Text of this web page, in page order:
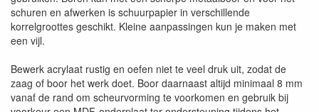
schuren en afwerken is schuurpapier in verschillende
korrelgroottes geschikt. Kleine aanpassingen kun je maken met
een vijl.
Bewerk acrylaat rustig en oefen niet te veel druk uit, zodat de
zaag of boor het werk doet. Boor daarnaast altijd minimaal 8 mm
vanaf de rand om scheurvorming te voorkomen en gebruik bij